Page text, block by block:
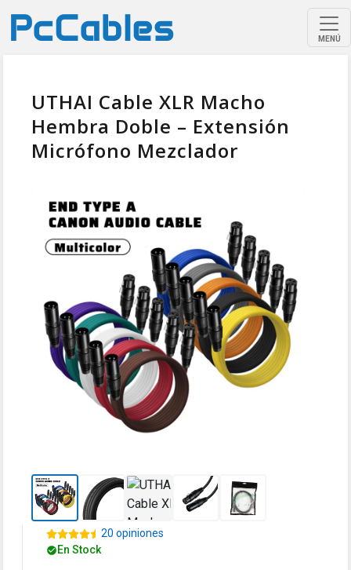
MENÚ
UTHAI Cable XLR Macho
Hembra Doble – Extensión
Micrófono Mezclador
20 opiniones
En Stock